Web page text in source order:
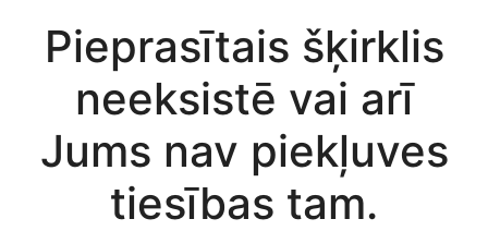
Pieprasītais šķirklis
neeksistē vai arī
Jums nav piekļuves
tiesības tam.